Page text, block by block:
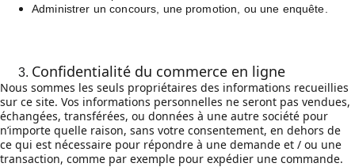
Administrer un concours, une promotion, ou une enquête.
Confidentialité du commerce en ligne
Nous sommes les seuls propriétaires des informations recueillies
sur ce site. Vos informations personnelles ne seront pas vendues,
échangées, transférées, ou données à une autre société pour
n’importe quelle raison, sans votre consentement, en dehors de
ce qui est nécessaire pour répondre à une demande et / ou une
transaction, comme par exemple pour expédier une commande.